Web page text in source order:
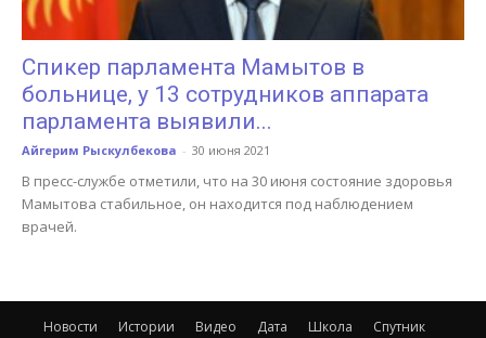
Спикер парламента Мамытов в
больнице, у 13 сотрудников аппарата
парламента выявили...
Айгерим Рыскулбекова - 30 июня 2021
В пресс-службе отметили, что на 30 июня состояние здоровья
Мамытова стабильное, он находится под наблюдением
врачей.
Новости Истории Видео Дата Школа
Спутник